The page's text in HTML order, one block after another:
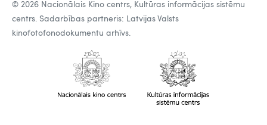
© 2026 Nacionālais Kino centrs, Kultūras informācijas sistēmu
centrs. Sadarbības partneris: Latvijas Valsts
kinofotofonodokumentu arhīvs.